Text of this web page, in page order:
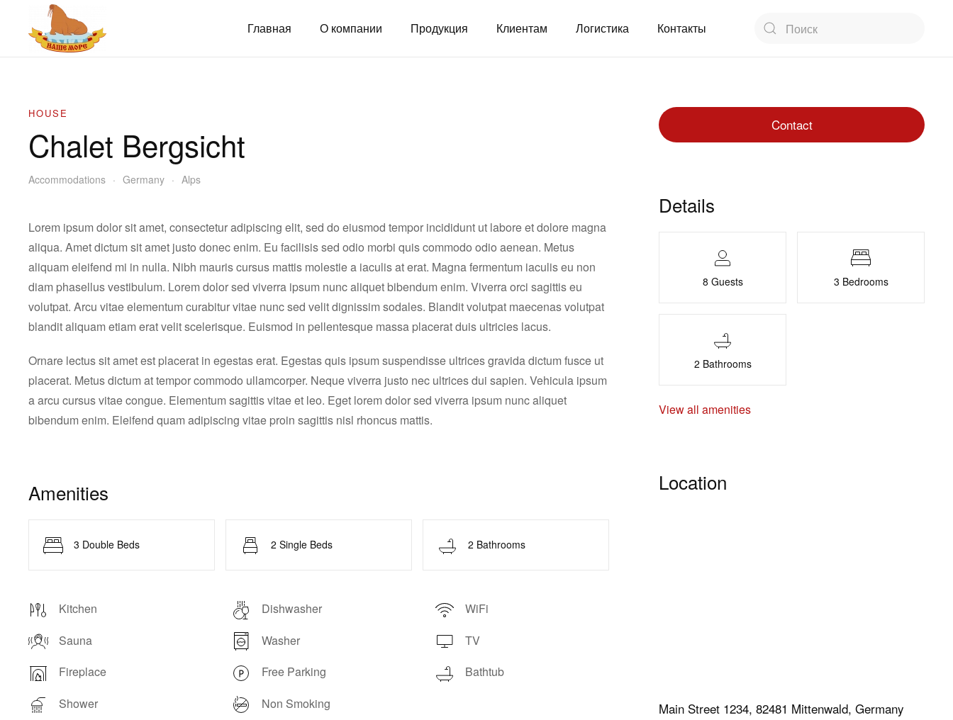
Главная О компании Продукция Клиентам Логистика Контакты
HOUSE
Chalet Bergsicht
Accommodations Germany Alps
Lorem ipsum dolor sit amet, consectetur adipiscing elit, sed do eiusmod tempor incididunt ut labore et dolore magna
aliqua. Amet dictum sit amet justo donec enim. Eu facilisis sed odio morbi quis commodo odio aenean. Metus
aliquam eleifend mi in nulla. Nibh mauris cursus mattis molestie a iaculis at erat. Magna fermentum iaculis eu non
diam phasellus vestibulum. Lorem dolor sed viverra ipsum nunc aliquet bibendum enim. Viverra orci sagittis eu
volutpat. Arcu vitae elementum curabitur vitae nunc sed velit dignissim sodales. Blandit volutpat maecenas volutpat
blandit aliquam etiam erat velit scelerisque. Euismod in pellentesque massa placerat duis ultricies lacus.
Ornare lectus sit amet est placerat in egestas erat. Egestas quis ipsum suspendisse ultrices gravida dictum fusce ut
placerat. Metus dictum at tempor commodo ullamcorper. Neque viverra justo nec ultrices dui sapien. Vehicula ipsum
a arcu cursus vitae congue. Elementum sagittis vitae et leo. Eget lorem dolor sed viverra ipsum nunc aliquet
bibendum enim. Eleifend quam adipiscing vitae proin sagittis nisl rhoncus mattis.
Amenities
3 Double Beds 2 Single Beds 2 Bathrooms
Kitchen Dishwasher
WiFi
Sauna
Washer
TV
Fireplace
Free Parking
Bathtub
Shower
Non Smoking
Contact
Details
8 Guests 3 Bedrooms
2 Bathrooms
View all amenities
Location
Main Street 1234, 82481 Mittenwald, Germany